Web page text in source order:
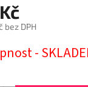
bez DPH
-